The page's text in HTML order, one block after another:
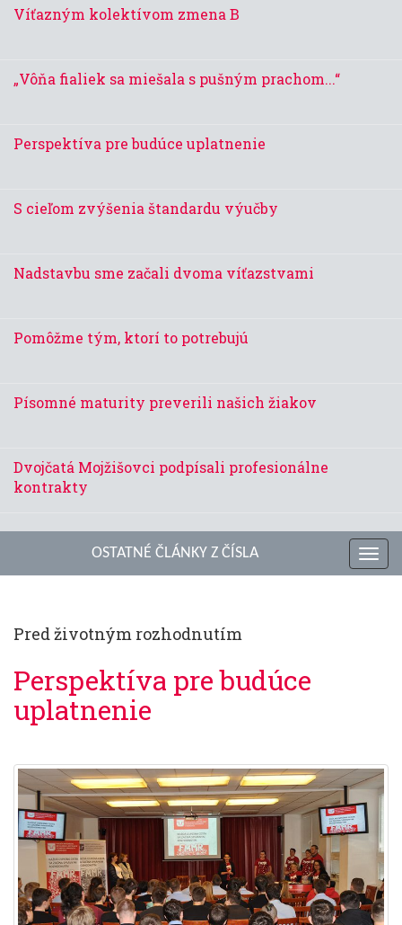
Víťazným kolektívom zmena B
„Vôňa fialiek sa miešala s pušným prachom...“
Perspektíva pre budúce uplatnenie
S cieľom zvýšenia štandardu výučby
Nadstavbu sme začali dvoma víťazstvami
Pomôžme tým, ktorí to potrebujú
Písomné maturity preverili našich žiakov
Dvojčatá Mojžišovci podpísali profesionálne
kontrakty
OSTATNÉ ČLÁNKY Z ČÍSLA
Pred životným rozhodnutím
Perspektíva pre budúce
uplatnenie